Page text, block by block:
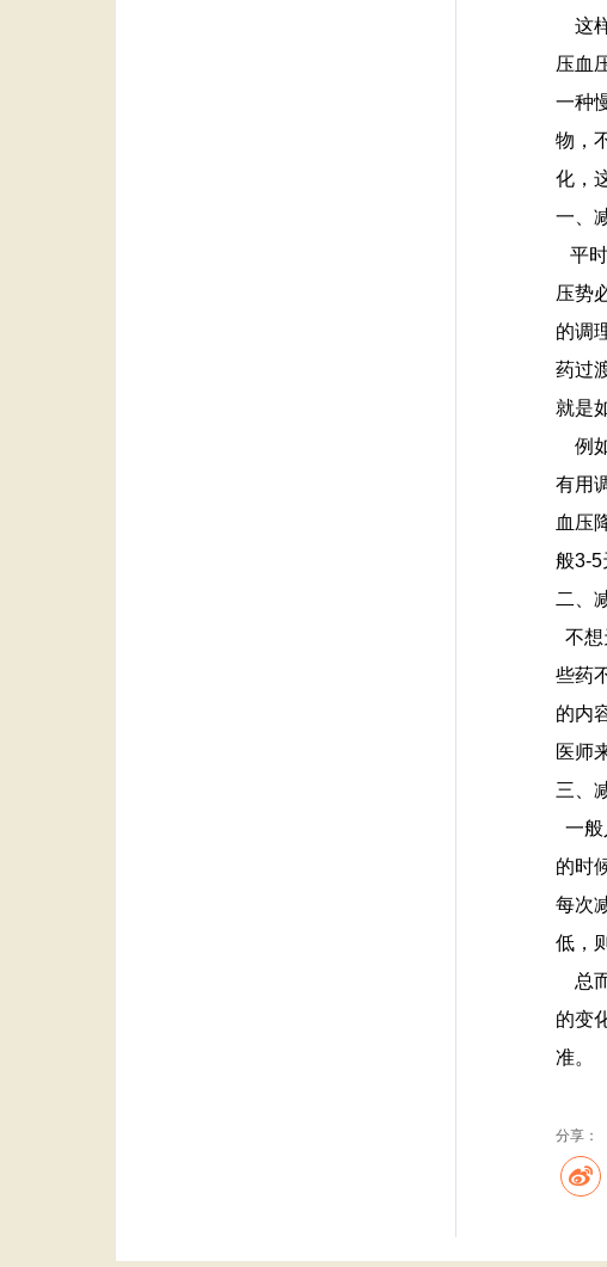
这
压血
一种
物，
化，
一、
平
压势
的调
药过
就是
例
有用
血压
般3-5
二、
不
些药
的内
医师
三、
一
的时
每次
低，
总
的变
准。
分享：